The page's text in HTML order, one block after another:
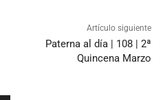
Artículo siguiente
Paterna al día | 108 | 2ª
Quincena Marzo